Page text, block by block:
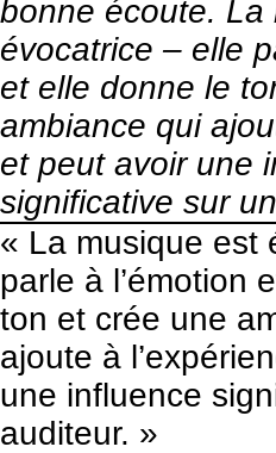
bonne écoute. La
évocatrice – elle
et elle donne le
ambiance qui
et peut avoir une
significative sur
« La musique est
parle à l’émotion
ton et crée une
ajoute à
une influence
auditeur. »